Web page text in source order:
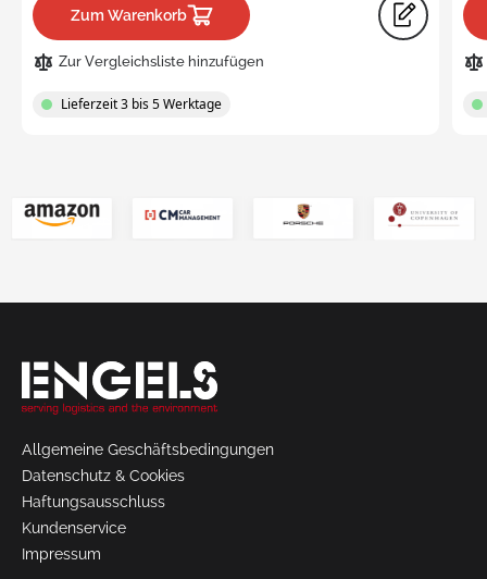
Zum Warenkorb
Zur Vergleichsliste hinzufügen
Lieferzeit 3 bis 5 Werktage
Allgemeine Geschäftsbedingungen
Datenschutz & Cookies
Haftungsausschluss
Kundenservice
Impressum